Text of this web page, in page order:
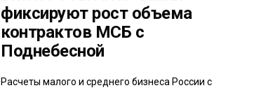
фиксируют рост объема
контрактов МСБ с
Поднебесной
Расчеты малого и среднего бизнеса России с